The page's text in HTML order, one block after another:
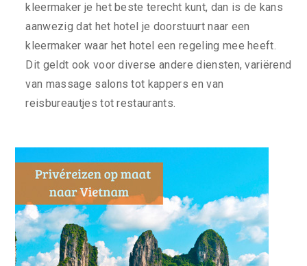
kleermaker je het beste terecht kunt, dan is de kans
aanwezig dat het hotel je doorstuurt naar een
kleermaker waar het hotel een regeling mee heeft.
Dit geldt ook voor diverse andere diensten, variërend
van massage salons tot kappers en van
reisbureautjes tot restaurants.